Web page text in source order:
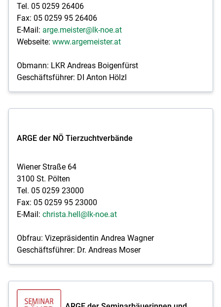
Tel. 05 0259 26406
Fax: 05 0259 95 26406
E-Mail: arge.meister@lk-noe.at
Webseite: www.argemeister.at
Obmann: LKR Andreas Boigenfürst
Geschäftsführer: DI Anton Hölzl
ARGE der NÖ Tierzuchtverbände
Wiener Straße 64
3100 St. Pölten
Tel. 05 0259 23000
Fax: 05 0259 95 23000
E-Mail: christa.hell@lk-noe.at
Obfrau: Vizepräsidentin Andrea Wagner
Geschäftsführer: Dr. Andreas Moser